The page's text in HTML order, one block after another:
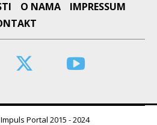
O NAMA
IMPRESSUM
Portal 2015 - 2024